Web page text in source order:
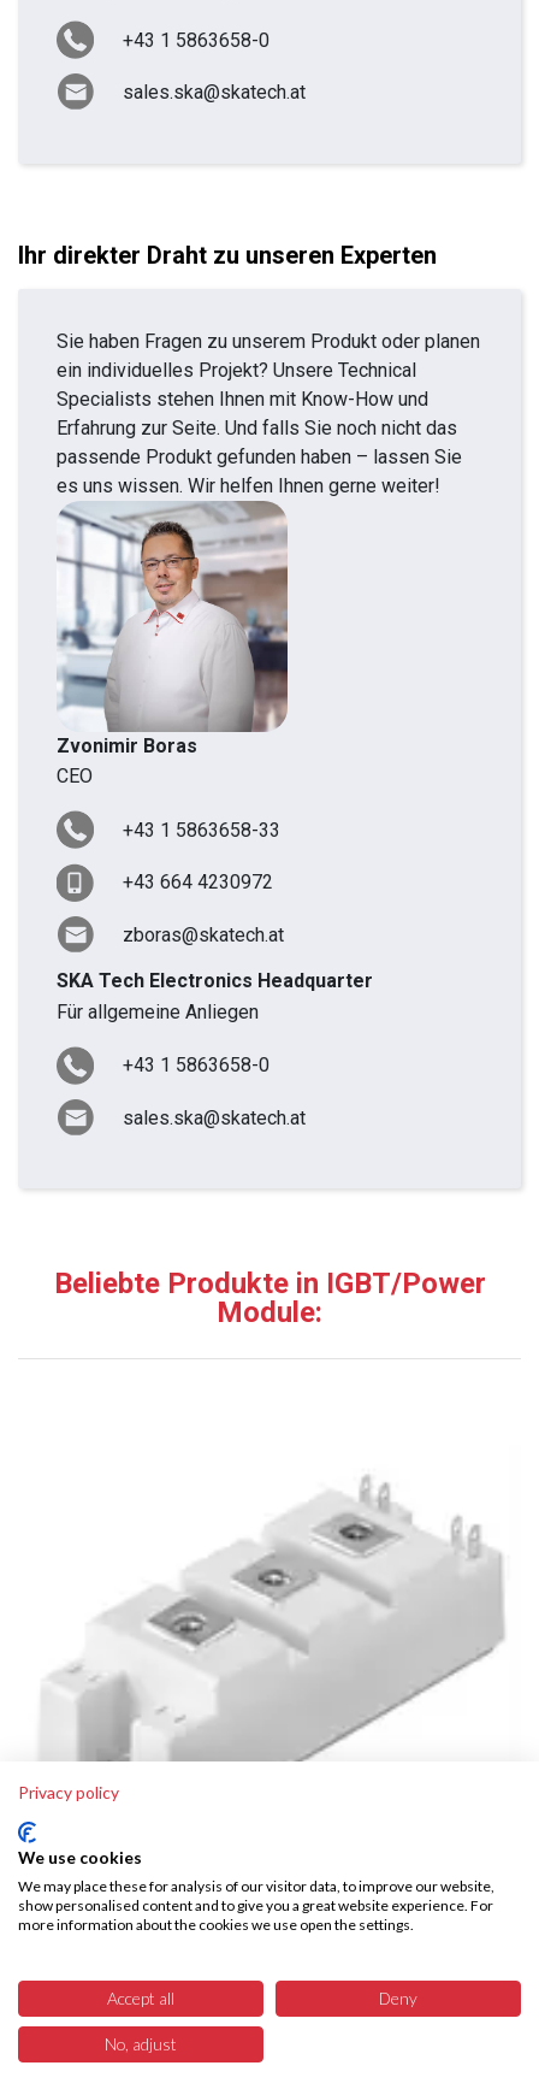
Produkte Menü Suchen
+43 1 5863658-0
sales.ska@skatech.at
Ihr direkter Draht zu unseren Experten
Sie haben Fragen zu unserem Produkt oder planen
ein individuelles Projekt? Unsere Technical
Specialists stehen Ihnen mit Know-How und
Erfahrung zur Seite. Und falls Sie noch nicht das
passende Produkt gefunden haben – lassen Sie
es uns wissen. Wir helfen Ihnen gerne weiter!
Zvonimir Boras
CEO
+43 1 5863658-33
+43 664 4230972
zboras@skatech.at
SKA Tech Electronics Headquarter
Für allgemeine Anliegen
+43 1 5863658-0
sales.ska@skatech.at
Beliebte Produkte in IGBT/Power
Module:
SKM150GB12T4
92,32€
Privacy policy
We use cookies
We may place these for analysis of our visitor data, to improve our website,
show personalised content and to give you a great website experience. For
more information about the cookies we use open the settings.
Accept all Deny
No, adjust